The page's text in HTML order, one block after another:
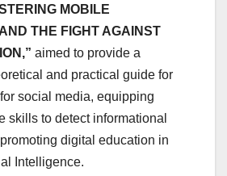
MOBILE
THE FIGHT AGAINST
aimed to provide a
and practical guide for
social media, equipping
skills to detect informational
digital education in
Intelligence.